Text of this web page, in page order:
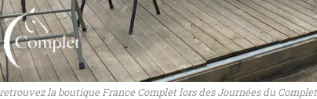
la boutique France Complet lors des Journées du